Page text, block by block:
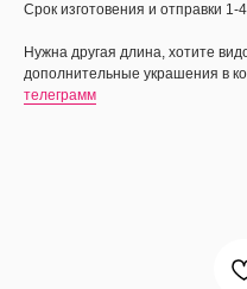
Срок изготовения и отправки 1-
Нужна другая длина, хотите
дополнительные украшения в
телеграмм